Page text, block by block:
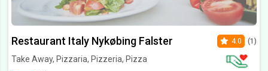
Restaurant Italy Nykøbing Falster
Take Away, Pizzaria, Pizzeria, Pizza
4.0 (1)